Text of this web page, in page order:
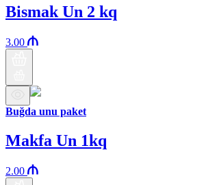
Bismak Un 2 kq
3.00
Buğda unu paket
Makfa Un 1kq
2.00